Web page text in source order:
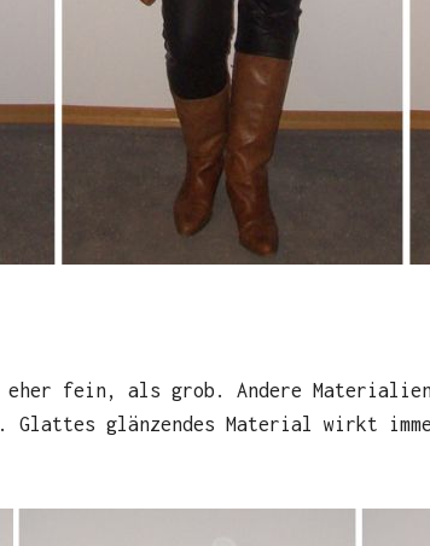
fein, als grob. Andere Materialien
Glattes glänzendes Material wirkt